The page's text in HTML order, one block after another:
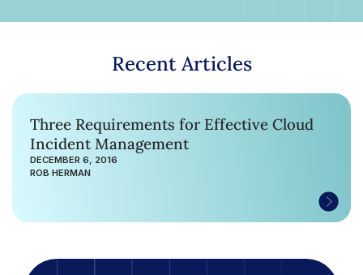
Recent Articles
Three Requirements for Effective Cloud
Incident Management
DECEMBER 6, 2016
ROB HERMAN